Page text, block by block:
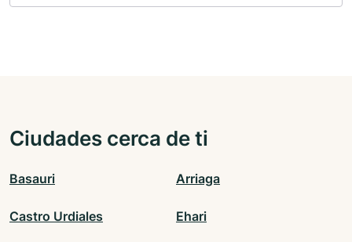
Ciudades cerca de ti
Basauri Arriaga
Castro Urdiales Ehari